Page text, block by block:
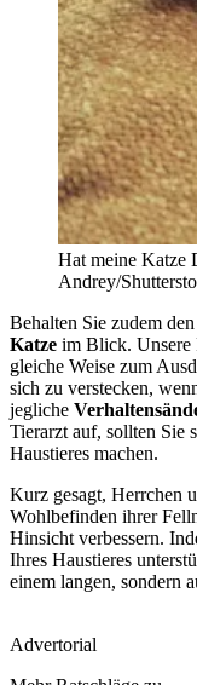
Hat meine Katze
Andrey/
Behalten Sie zudem den
Katze im Blick. Unsere
gleiche Weise zum
sich zu verstecken,
jegliche
Tierarzt auf, sollten Sie
Haustieres machen.
Kurz gesagt, Herrchen
Wohlbefinden ihrer
Hinsicht verbessern.
Ihres Haustieres
einem langen, sondern
Advertorial